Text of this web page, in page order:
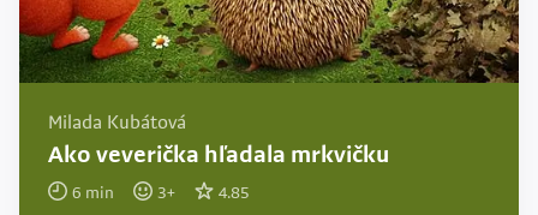
Milada Kubátová
Ako veverička hľadala mrkvičku
6 min 3+ 4.85